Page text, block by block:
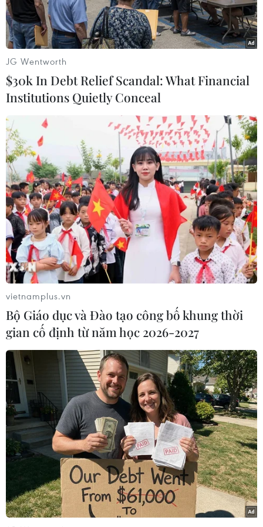
Máy bay của hãng Afriqiyah Airways
Thủ tướng Malta Joseph Muscat ngày
23/12 thông báo trên Twitter rằng một vụ cướp
máy bay có thể đã diễn ra trên bầu trời nước
này khi chiếc A320 của hãng Afriqiyah Airways
chở theo 118 người bay từ Libya đã chuyển
hướng sang Malta.
"Tôi vừa được thông báo về một vụ bắt cóc máy
bay có thể đã xảy ra đối với một chuyến bay nội
địa của Libya, buộc máy bay phải chuyến hướng
sang Malta. Cơ quan an ninh đang được đặt vào
tình trạng báo động," tài khoản chính thức của
ông Muscat trên Twitter viết.
[Không tặc Libya đòi trả tự do cho con ông
Gaddafi]
Theo AFP, chính quyền Libya cũng đã xác nhận
vụ cướp máy bay, đồng thời cho biết thêm
chuyến bay từ Sabha tới thủ đô Tripoli đã buộc
phải chuyển hướng và đã được đồng ý hạ cánh
JG Wentworth
$30k In Debt Relief Scandal: What Financial
Institutions Quietly Conceal
vietnamplus.vn
Bộ Giáo dục và Đào tạo công bố khung thời
gian cố định từ năm học 2026-2027